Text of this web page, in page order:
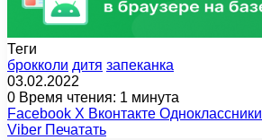
Теги
брокколи дитя запеканка
03.02.2022
0 Время чтения: 1 минута
Facebook X Вконтакте Одноклассники
Viber Печатать